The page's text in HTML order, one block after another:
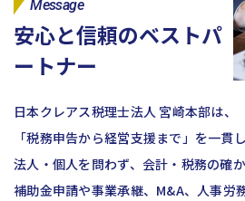
拠点一覧
富山本部高岡本部大阪本部北大阪本部
宮崎本部
グループ企業一覧
Message
安心と信頼のベストパ
ートナー
日本クレアス税理士法人 宮崎本部は、
「税務申告から経営支援まで」を一貫
法人・個人を問わず、会計・税務の確
補助金申請や事業承継、M&A、人事労務